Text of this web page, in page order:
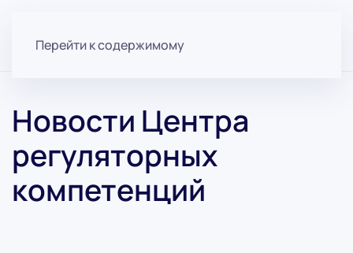
Перейти к содержимому
Новости Центра
регуляторных
компетенций